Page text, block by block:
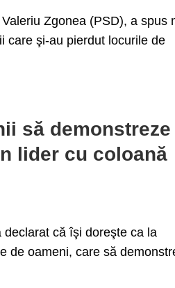
Zgonea (PSD), a spus
care şi-au pierdut locurile de
să
lider cu coloană
că îşi doreşte ca la
de oameni, care să